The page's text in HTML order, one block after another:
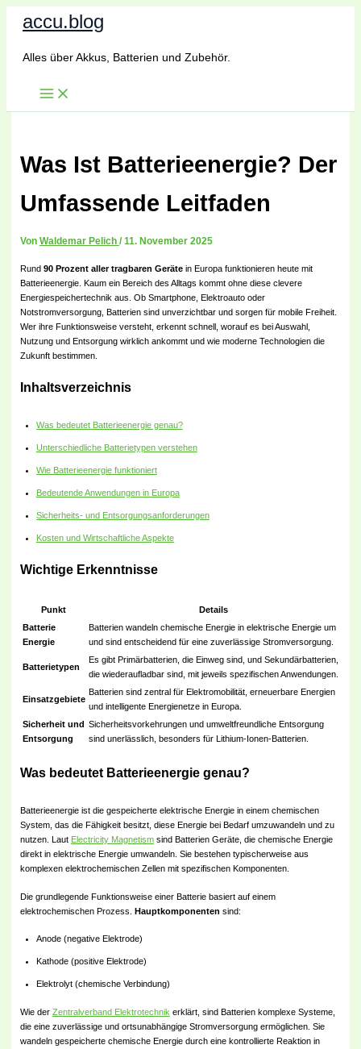
Inhaltaccu.blog
Alles über Akkus, Batterien und Zubehör.
Was Ist Batterieenergie? Der
Umfassende Leitfaden
Von Waldemar Pelich /11. November 2025
Rund 90 Prozent aller tragbaren Gerätein Europa funktionieren heute mit
Batterieenergie. Kaum ein Bereich des Alltags kommt ohne diese clevere
Energiespeichertechnik aus. Ob Smartphone, Elektroauto oder
Notstromversorgung, Batterien sind unverzichtbar und sorgen für mobile Freiheit.
Wer ihre Funktionsweise versteht, erkennt schnell, worauf es bei Auswahl,
Nutzung und Entsorgung wirklich ankommt und wie moderne Technologien die
Zukunft bestimmen.
Inhaltsverzeichnis
Was bedeutet Batterieenergie genau?
Unterschiedliche Batterietypen verstehen
Wie Batterieenergie funktioniert
Bedeutende Anwendungen in Europa
Sicherheits‑ und Entsorgungsanforderungen
Kosten und Wirtschaftliche Aspekte
Wichtige Erkenntnisse
Punkt
Details
Batterie
Energie
Batterien wandeln chemische Energie in elektrische Energie um
und sind entscheidend für eine zuverlässige Stromversorgung.
Batterietypen
Es gibt Primärbatterien, die Einweg sind, und Sekundärbatterien,
die wiederaufladbar sind, mit jeweils spezifischen Anwendungen.
Einsatzgebiete
Batterien sind zentral für Elektromobilität, erneuerbare Energien
und intelligente Energienetze in Europa.
Sicherheit und
Entsorgung
Sicherheitsvorkehrungen und umweltfreundliche Entsorgung
sind unerlässlich, besonders für Lithium-Ionen-Batterien.
Was bedeutet Batterieenergie genau?
Batterieenergie ist die gespeicherte elektrische Energie in einem chemischen
System, das die Fähigkeit besitzt, diese Energie bei Bedarf umzuwandeln und zu
nutzen. Laut Electricity Magnetismsind Batterien Geräte, die chemische Energie
direkt in elektrische Energie umwandeln. Sie bestehen typischerweise aus
komplexen elektrochemischen Zellen mit spezifischen Komponenten.
Die grundlegende Funktionsweise einer Batterie basiert auf einem
elektrochemischen Prozess. Hauptkomponenten sind:
Anode (negative Elektrode)
Kathode (positive Elektrode)
Elektrolyt (chemische Verbindung)
Wie der Zentralverband Elektrotechnik erklärt, sind Batterien komplexe Systeme,
die eine zuverlässige und ortsunabhängige Stromversorgung ermöglichen. Sie
wandeln gespeicherte chemische Energie durch eine kontrollierte Reaktion in